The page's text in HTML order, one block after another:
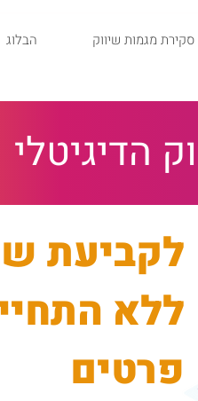
הבלוג סקירת מגמות שיווק
הדיגיטלי
לקביעת
ללא
פרטים